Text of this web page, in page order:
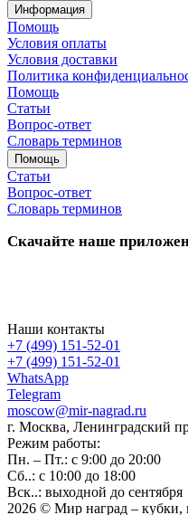
Информация
Помощь
Условия оплаты
Условия доставки
Политика
Помощь
Статьи
Вопрос-ответ
Словарь терминов
Помощь
Статьи
Вопрос-ответ
Словарь терминов
Скачайте наше
Наши контакты
+7 (499) 151-52-01
+7 (499) 151-52-01
WhatsApp
Telegram
moscow@mir-nagrad.ru
г. Москва, Ленинградский
Режим работы:
Пн. – Пт.: с 9:00 до 20:00
Сб..: с 10:00 до 18:00
Вск..: выходной до сентября
2026 © Мир наград – кубки,